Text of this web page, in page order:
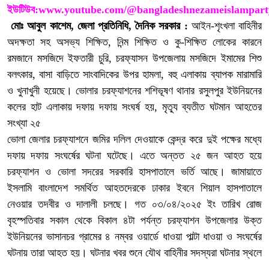
ইউটিউব:www.youtube.com/
মোঃ আবুল কাশেম, জেলা প্রতিনিধি, দৈনিক সরকার : আইন-শৃংখলা বাহিনীর
অদক্ষতা সহ অসভ্য শিক্ষিত, নিন্ম শিক্ষিত ও কু-শিক্ষিত লোকের কারনে
রমজানে মসজিদে ইফতারী চুরি, চরফ্যাসন উপজেলায় মসজিদে ইমামের শিশু
বলৎকার, বাসা বাড়িতে সাংবাদিকের উপর হামলা, বহু এলাকায় ব্যাপক মারামারি
ও খুনাখুনী হয়েছে। ভোলার চরফ্যাশনের শশিভূষণ থানার রসুলপুর ইউনিয়নের
কলের হাট এলাকায় দফায় দফায় সংঘর্ষ হয়, মৃত্যূ ব্যতীত ঘটমান আহতের
সংখ্যা ২৫
ভোলা জেলার চরফ্যাশনে জমির দলিল দেওয়াকে কেন্দ্র করে দুই পক্ষের মধ্যে
দফায় দফায় সংঘর্ষের ঘটনা ঘটেছে। এতে অন্তত ২৫ জন আহত হয়ে
চরফ্যাশন ও ভোলা সদরের সরকারি হাসপাতালে ভর্তি আছে। জামায়াতে
ইসলামি বাংলাদেশ সমর্থিত আহতদেরকে ঢাকার ইবনে শিয়াল হাসপাতালে
নেওয়ার তদবীর ও দালালী চলছে। গত ০৩/০৪/২০২৫ ইং তারিখ রোজ
বৃহস্পতিবার সকাল থেকে বিকাল ৪টা পর্যন্ত চরফ্যাশন উপজেলার উক্ত
ইউনিয়নের ভাসানচর গ্রামের ৪ নম্বর ওয়ার্ডে ধাওয়া পাল্টা ধাওয়া ও সংঘর্ষের
ঘটনায় তারা আহত হয়। ঘটনার খবর শুনে যৌথ বাহিনীর সদস্যরা ঘটনার স্থলে